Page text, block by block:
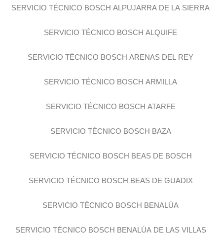
SERVICIO TÉCNICO BOSCH ALPUJARRA DE LA SIERRA
SERVICIO TÉCNICO BOSCH ALQUIFE
SERVICIO TÉCNICO BOSCH ARENAS DEL REY
SERVICIO TÉCNICO BOSCH ARMILLA
SERVICIO TÉCNICO BOSCH ATARFE
SERVICIO TÉCNICO BOSCH BAZA
SERVICIO TÉCNICO BOSCH BEAS DE BOSCH
SERVICIO TÉCNICO BOSCH BEAS DE GUADIX
SERVICIO TÉCNICO BOSCH BENALÚA
SERVICIO TÉCNICO BOSCH BENALÚA DE LAS VILLAS